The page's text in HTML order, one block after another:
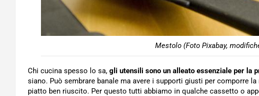
Mestolo (Foto Pixabay,
Chi cucina spesso lo sa, gli utensili sono un alleato essenziale per la
siano. Può sembrare banale ma avere i supporti giusti per comporre
piatto ben riuscito. Per questo tutti abbiamo in qualche cassetto o